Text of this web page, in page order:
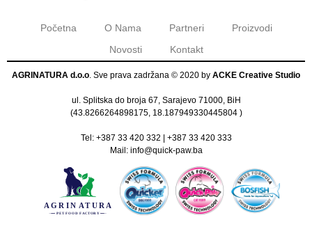
Početna O Nama Partneri
Proizvodi
Novosti
Kontakt
AGRINATURA d.o.o . Sve prava zadržana © 2020 by ACKE Creative Studio
ul. Splitska do broja 67, Sarajevo 71000, BiH
(43.8266264898175, 18.187949330445804)
Tel: +387 33 420 332 | +387 33 420 333
Mail: info@quick-paw.ba